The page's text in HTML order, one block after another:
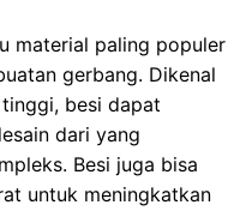
material paling populer
gerbang. Dikenal
besi dapat
dari yang
Besi juga bisa
untuk meningkatkan